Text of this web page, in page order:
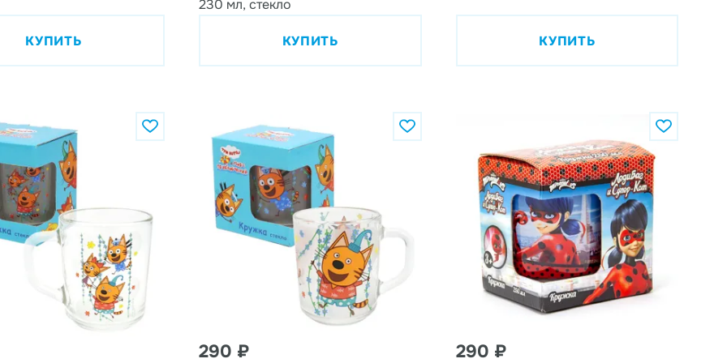
КУПИТЬ
230 мл, стекло
КУПИТЬ КУПИТЬ
290 ₽ 290 ₽